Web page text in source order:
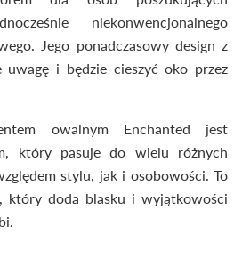
niekonwencjonalnego
Jego ponadczasowy design z
uwagę i będzie cieszyć oko przez
owalnym Enchanted jest
który pasuje do wielu różnych
stylu, jak i osobowości. To
który doda blasku i wyjątkowości